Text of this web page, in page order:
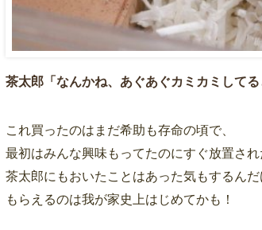
茶太郎「なんかね、あぐあぐカミカミしてる
これ買ったのはまだ希助も存命の頃で、
最初はみんな興味もってたのにすぐ放置さ
茶太郎にもおいたことはあった気もするん
もらえるのは我が家史上はじめてかも！